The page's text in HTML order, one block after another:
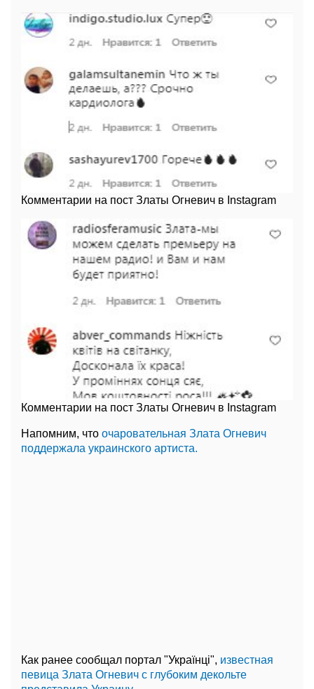
Комментарии на пост Златы Огневич в Instagram
Комментарии на пост Златы Огневич в Instagram
Напомним, что очаровательная Злата Огневич
поддержала украинского артиста.
Как ранее сообщал портал "Українці", известная
певица Злата Огневич с глубоким декольте